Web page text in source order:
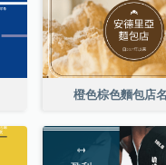
橙色棕色麵包店